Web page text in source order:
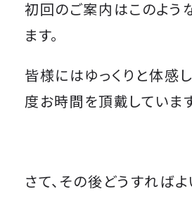
初回のご案内はこのよう
ます。
皆様にはゆっくりと体感
度お時間を頂戴しています
さて、その後どうすればよ